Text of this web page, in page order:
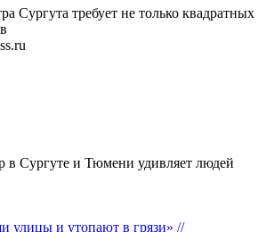
Сургута требует не только квадратных
в Сургуте и Тюмени удивляет людей